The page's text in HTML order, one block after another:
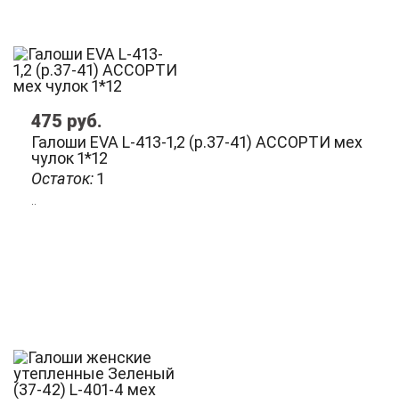
Остаток:1
Галоши EVA L-413-1,2 (р.37-41) АССОРТИ мех
чулок 1*12
475 руб.